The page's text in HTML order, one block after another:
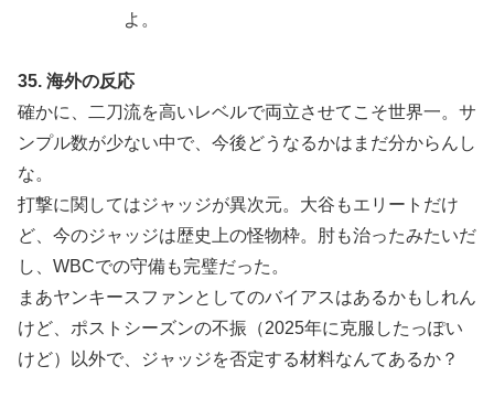
よ。
35. 海外の反応
確かに、二刀流を高いレベルで両立させてこそ世界一。サ
ンプル数が少ない中で、今後どうなるかはまだ分からんし
な。
打撃に関してはジャッジが異次元。大谷もエリートだけ
ど、今のジャッジは歴史上の怪物枠。肘も治ったみたいだ
し、WBCでの守備も完璧だった。
まあヤンキースファンとしてのバイアスはあるかもしれん
けど、ポストシーズンの不振（2025年に克服したっぽい
けど）以外で、ジャッジを否定する材料なんてあるか？